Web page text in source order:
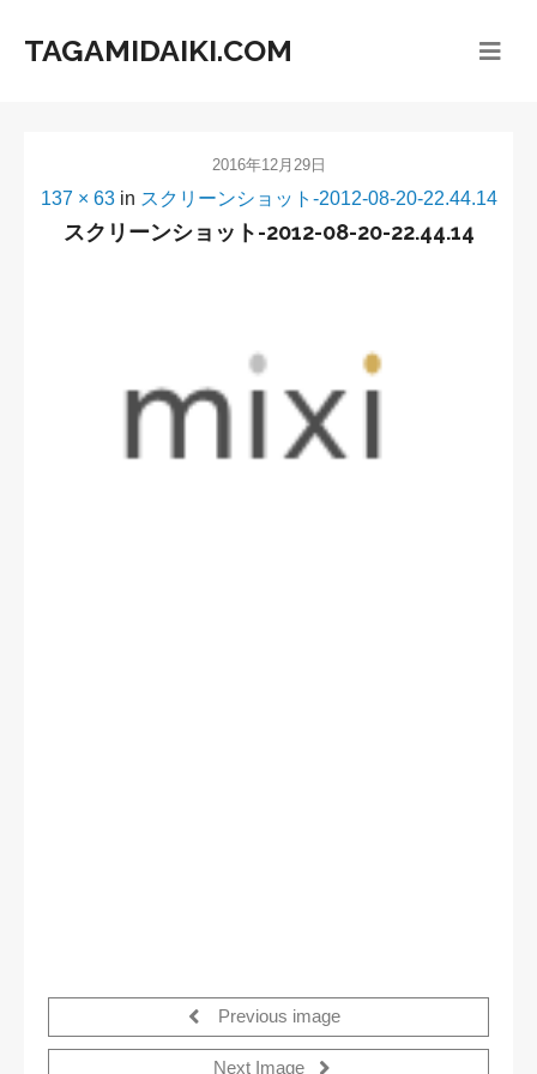
TAGAMIDAIKI.COM
2016年12月29日
137 × 63in スクリーンショット-2012-08-20-22.44.14
スクリーンショット-2012-08-20-22.44.14
Previous image
Next Image